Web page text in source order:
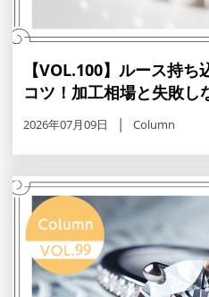
【VOL.100】ルース持
コツ！加工相場と失敗し
2026年07月09日 Column